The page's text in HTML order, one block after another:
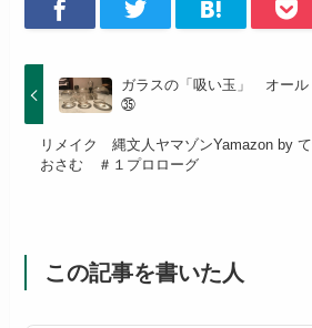
ガラスの「吸い玉」 オール
㉟
リメイク 縄文人ヤマゾンYamazon by て
おさむ ＃１プロローグ
この記事を書いた人